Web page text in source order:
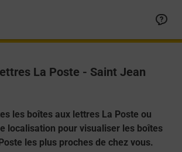
La Poste - Saint Jean
les boîtes aux lettres La Poste ou
localisation pour visualiser les boîtes
les plus proches de chez vous.